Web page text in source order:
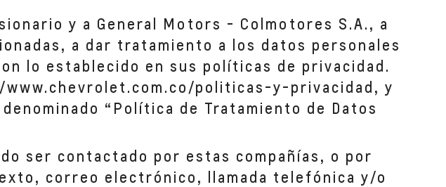
y a General Motors - Colmotores S.A., a
a dar tratamiento a los datos personales
lo establecido en sus políticas de privacidad.
politicas-y-privacidad, y
“Política de Tratamiento de Datos
ser contactado por estas compañías, o por
correo electrónico, llamada telefónica y/o